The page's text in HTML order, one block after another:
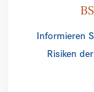
Informieren
Risiken